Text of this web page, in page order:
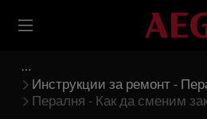
Инструкции за ремонт -
Сушилни
Пералня - Как да сменим